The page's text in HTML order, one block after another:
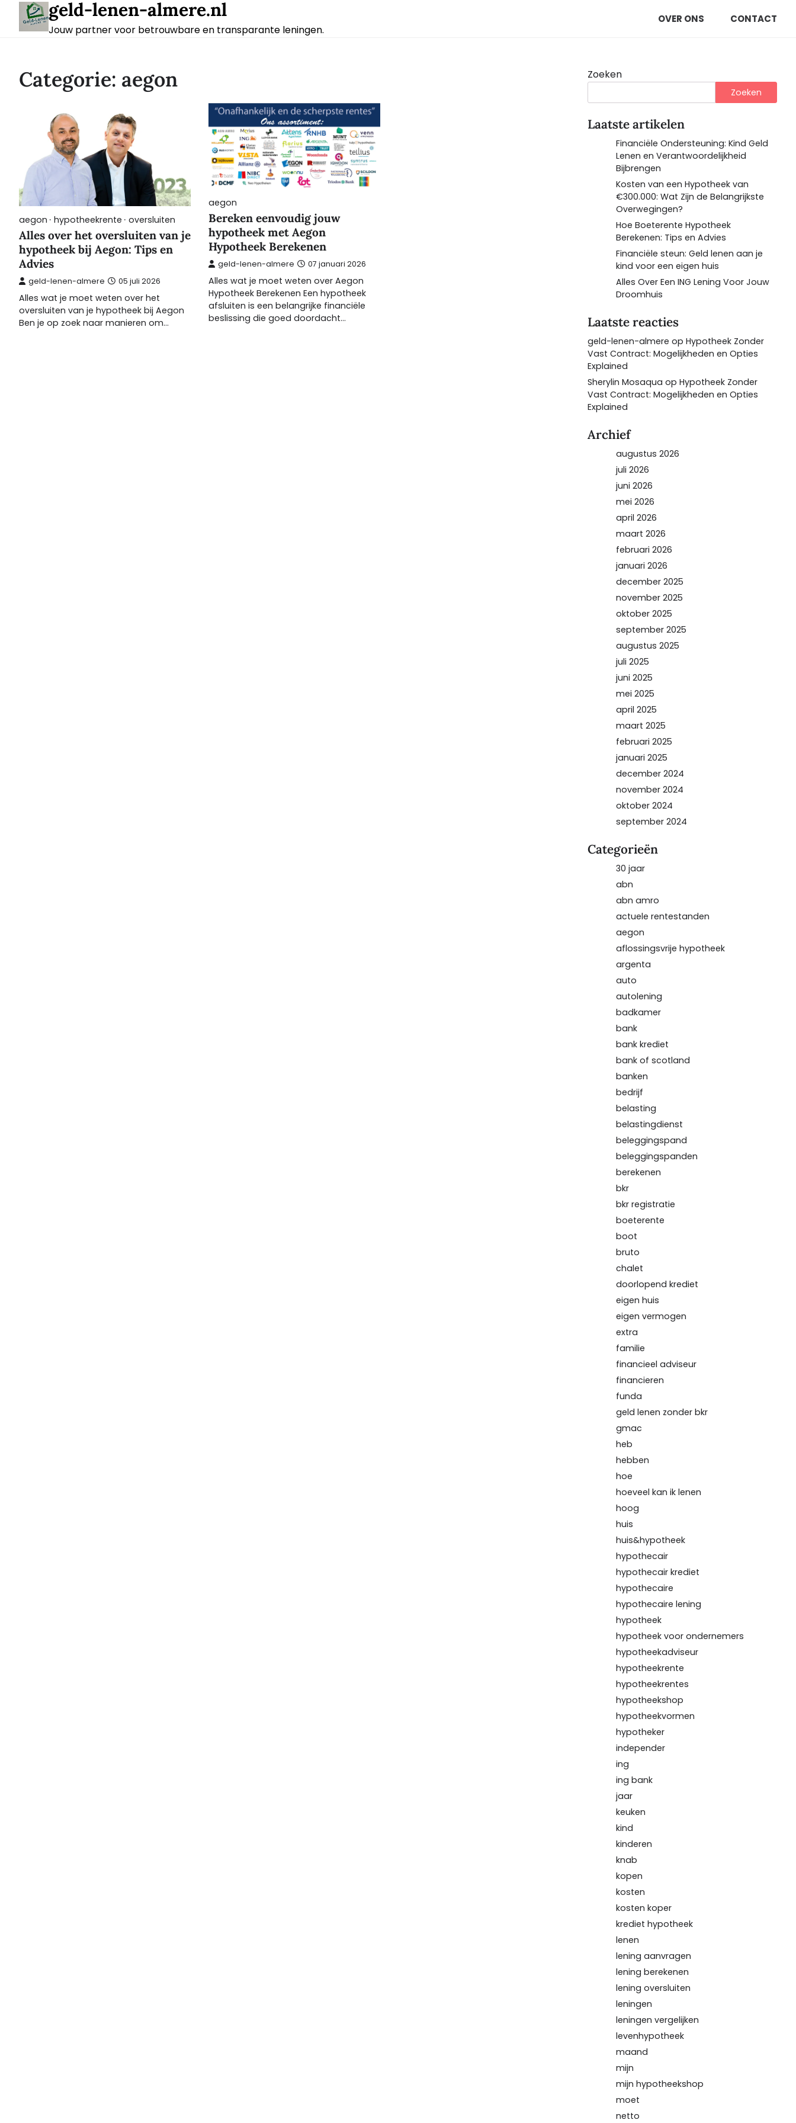
content
geld-lenen-almere.nl
Jouw partner voor betrouwbare en transparante leningen.
OVER ONS CONTACT
Categorie: aegon
aegon hypotheekrente oversluiten
Alles over het oversluiten van je
hypotheek bij Aegon: Tips en
Advies
geld-lenen-almere 05 juli 2026
Alles wat je moet weten over het
oversluiten van je hypotheek bij Aegon
Ben je op zoek naar manieren om…
aegon
Bereken eenvoudig jouw
hypotheek met Aegon
Hypotheek Berekenen
geld-lenen-almere 07 januari 2026
Alles wat je moet weten over Aegon
Hypotheek Berekenen Een hypotheek
afsluiten is een belangrijke financiële
beslissing die goed doordacht…
Zoeken
Zoeken
Laatste artikelen
Financiële Ondersteuning: Kind Geld
Lenen en Verantwoordelijkheid
Bijbrengen
Kosten van een Hypotheek van
€300.000: Wat Zijn de Belangrijkste
Overwegingen?
Hoe Boeterente Hypotheek
Berekenen: Tips en Advies
Financiële steun: Geld lenen aan je
kind voor een eigen huis
Alles Over Een ING Lening Voor Jouw
Droomhuis
Laatste reacties
geld-lenen-almere op Hypotheek Zonder
Vast Contract: Mogelijkheden en Opties
Explained
Sherylin Mosaqua op Hypotheek Zonder
Vast Contract: Mogelijkheden en Opties
Explained
Archief
augustus 2026
juli 2026
juni 2026
mei 2026
april 2026
maart 2026
februari 2026
januari 2026
december 2025
november 2025
oktober 2025
september 2025
augustus 2025
juli 2025
juni 2025
mei 2025
april 2025
maart 2025
februari 2025
januari 2025
december 2024
november 2024
oktober 2024
september 2024
Categorieën
30 jaar
abn
abn amro
actuele rentestanden
aegon
aflossingsvrije hypotheek
argenta
auto
autolening
badkamer
bank
bank krediet
bank of scotland
banken
bedrijf
belasting
belastingdienst
beleggingspand
beleggingspanden
berekenen
bkr
bkr registratie
boeterente
boot
bruto
chalet
doorlopend krediet
eigen huis
eigen vermogen
extra
familie
financieel adviseur
financieren
funda
geld lenen zonder bkr
gmac
heb
hebben
hoe
hoeveel kan ik lenen
hoog
huis
huis&hypotheek
hypothecair
hypothecair krediet
hypothecaire
hypothecaire lening
hypotheek
hypotheek voor ondernemers
hypotheekadviseur
hypotheekrente
hypotheekrentes
hypotheekshop
hypotheekvormen
hypotheker
independer
ing
ing bank
jaar
keuken
kind
kinderen
knab
kopen
kosten
kosten koper
krediet hypotheek
lenen
lening aanvragen
lening berekenen
lening oversluiten
leningen
leningen vergelijken
levenhypotheek
maand
mijn
mijn hypotheekshop
moet
netto